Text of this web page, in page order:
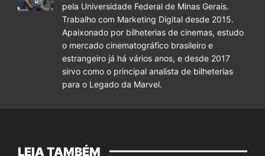
pela Universidade Federal de Minas Gerais.
Trabalho com Marketing Digital desde 2015.
Apaixonado por bilheterias de cinemas, estudo
o mercado cinematográfico brasileiro e
estrangeiro já há vários anos, e desde 2017
sirvo como o principal analista de bilheterias
para o Legado da Marvel.
LEIA TAMBÉM